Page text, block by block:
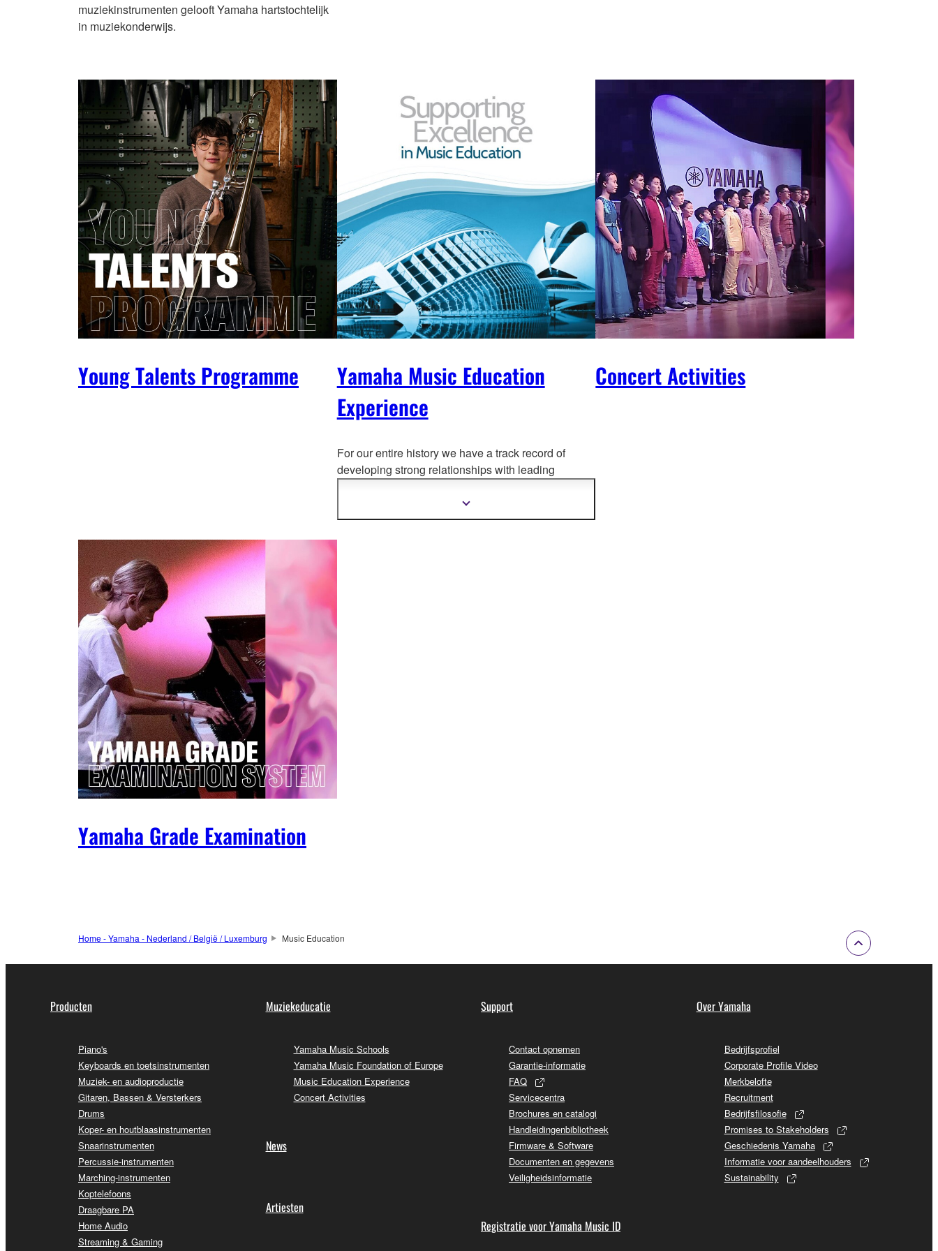
muziekinstrumenten gelooft Yamaha hartstochtelijk
in muziekonderwijs.
Young Talents Programme
Yamaha Music Education
Experience
For our entire history we have a track record of
developing strong relationships with leading
ambition of cultural enrichment through music and
excellence in the arts.
Meer
Concert Activities
Yamaha Grade Examination
Home - Yamaha - Nederland / België / Luxemburg Music Education
Producten
Piano's
Keyboards en toetsinstrumenten
Muziek- en audioproductie
Gitaren, Bassen & Versterkers
Drums
Koper- en houtblaasinstrumenten
Snaarinstrumenten
Percussie-instrumenten
Marching-instrumenten
Koptelefoons
Draagbare PA
Home Audio
Streaming & Gaming
Muziekeducatie
Yamaha Music Schools
Yamaha Music Foundation of Europe
Music Education Experience
Concert Activities
News
Artiesten
Support
Contact opnemen
Garantie-informatie
FAQ
Servicecentra
Brochures en catalogi
Handleidingenbibliotheek
Firmware & Software
Documenten en gegevens
Veiligheidsinformatie
Registratie voor Yamaha Music ID
Over Yamaha
Bedrijfsprofiel
Corporate Profile Video
Merkbelofte
Recruitment
Bedrijfsfilosofie
Promises to Stakeholders
Geschiedenis Yamaha
Informatie voor aandeelhouders
Sustainability